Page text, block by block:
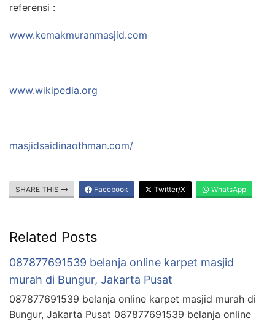
referensi :
www.kemakmuranmasjid.com
www.wikipedia.org
masjidsaidinaothman.com/
SHARE THIS Facebook Twitter/X WhatsApp
Related Posts
087877691539 belanja online karpet masjid
murah di Bungur, Jakarta Pusat
087877691539 belanja online karpet masjid murah di
Bungur, Jakarta Pusat 087877691539 belanja online